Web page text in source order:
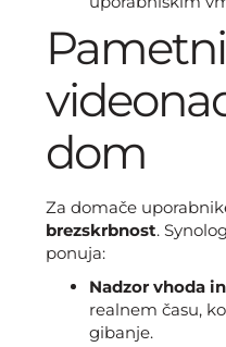
Pametni
dom
Za domače
brezskrbnost.
ponuja:
Nadzor vhoda
realnem času,
gibanje.